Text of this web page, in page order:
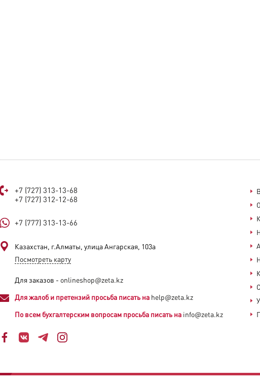
+7 (727) 313-13-68
+7 (727) 312-12-68
+7 (777) 313-13-66
Казахстан, г.Алматы, улица Ангарская, 103а​
Посмотреть карту
Для заказов - onlineshop@zeta.kz
Для жалоб и претензий просьба писать на help@zeta.kz
По всем бухгалтерским вопросам просьба писать на info@zeta.kz